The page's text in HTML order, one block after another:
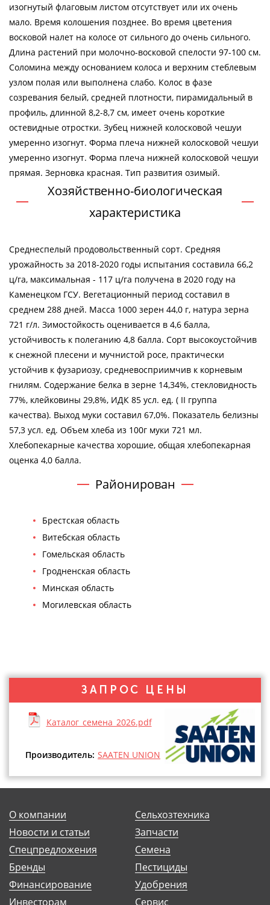
изогнутый флаговым листом отсутствует или их очень
мало. Время колошения позднее. Во время цветения
восковой налет на колосе от сильного до очень сильного.
Длина растений при молочно-восковой спелости 97-100 см.
Соломина между основанием колоса и верхним стеблевым
узлом полая или выполнена слабо. Колос в фазе
созревания белый, средней плотности, пирамидальный в
профиль, длинной 8,2-8,7 см, имеет очень короткие
остевидные отростки. Зубец нижней колосковой чешуи
умеренно изогнут. Форма плеча нижней колосковой чешуи
умеренно изогнут. Форма плеча нижней колосковой чешуи
прямая. Зерновка красная. Тип развития озимый.
Хозяйственно-биологическая
характеристика
Среднеспелый продовольственный сорт. Средняя
урожайность за 2018-2020 годы испытания составила 66,2
ц/га, максимальная - 117 ц/га получена в 2020 году на
Каменецком ГСУ. Вегетационный период составил в
среднем 288 дней. Масса 1000 зерен 44,0 г, натура зерна
721 г/л. Зимостойкость оценивается в 4,6 балла,
устойчивость к полеганию 4,8 балла. Сорт высокоустойчив
к снежной плесени и мучнистой росе, практически
устойчив к фузариозу, средневосприимчив к корневым
гнилям. Содержание белка в зерне 14,34%, стекловидность
77%, клейковины 29,8%, ИДК 85 усл. ед. ( II группа
качества). Выход муки составил 67,0%. Показатель белизны
57,3 усл. ед. Объем хлеба из 100г муки 721 мл.
Хлебопекарные качества хорошие, общая хлебопекарная
оценка 4,0 балла.
Районирован
Брестская область
Витебская область
Гомельская область
Гродненская область
Минская область
Могилевская область
ЗАПРОС ЦЕНЫ
Каталог_семена_2026.pdf
Производитель: SAATEN UNION
О компании
Новости и статьи
Спецпредложения
Бренды
Финансирование
Инвесторам
Сельхозтехника
Запчасти
Семена
Пестициды
Удобрения
Сервис